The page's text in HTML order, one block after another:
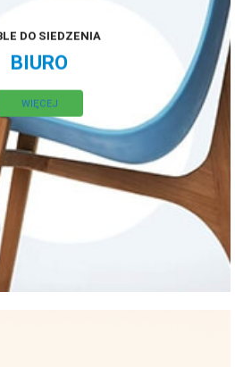
DO SIEDZENIA
BIURO
WIĘCEJ